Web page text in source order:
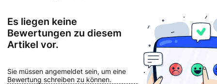
Es liegen keine
Bewertungen zu diesem
Artikel vor.
Sie müssen angemeldet sein, um eine
Bewertung schreiben zu können.